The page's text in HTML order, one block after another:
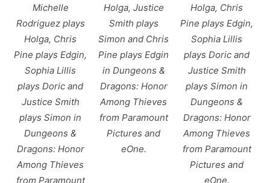
Michelle
Rodriguez plays
Holga, Chris
Pine plays Edgin,
Sophia Lillis
plays Doric and
Justice Smith
plays Simon in
Dungeons &
Dragons: Honor
Among Thieves
from Paramount
Holga, Justice
Smith plays
Simon and Chris
Pine plays Edgin
in Dungeons &
Dragons: Honor
Among Thieves
from Paramount
Pictures and
eOne.
Holga, Chris
Pine plays Edgin,
Sophia Lillis
plays Doric and
Justice Smith
plays Simon in
Dungeons &
Dragons: Honor
Among Thieves
from Paramount
Pictures and
eOne.